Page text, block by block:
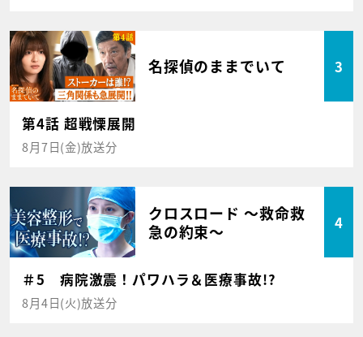
名探偵のままでいて 3
第4話 超戦慄展開
8月7日(金)放送分
クロスロード ～救命救
急の約束～
4
＃5 病院激震！パワハラ＆医療事故!?
8月4日(火)放送分